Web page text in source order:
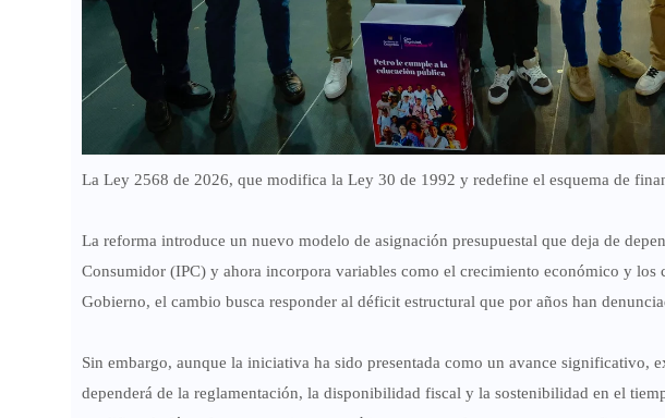
La Ley 2568 de 2026, que modifica la Ley 30 de 1992 y redefine el esquema de
La reforma introduce un nuevo modelo de asignación presupuestal que deja de
Consumidor (IPC) y ahora incorpora variables como el crecimiento económico y los
Gobierno, el cambio busca responder al déficit estructural que por años han
Sin embargo, aunque la iniciativa ha sido presentada como un avance significativo,
dependerá de la reglamentación, la disponibilidad fiscal y la sostenibilidad en el